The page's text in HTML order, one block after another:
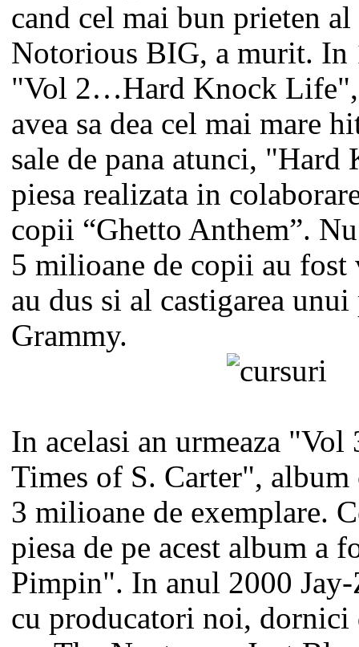
cand cel mai bun prieten al
Notorious BIG, a murit. In
"Vol 2…Hard Knock Life",
avea sa dea cel mai mare
sale de pana atunci,
piesa realizata in
copii “Ghetto Anthem”.
5 milioane de copii au fost
au dus si al castigarea
Grammy.
In acelasi an urmeaza
Times of S. Carter", album
3 milioane de exemplare.
piesa de pe acest album a
Pimpin". In anul 2000 Jay-
cu producatori noi, dornici